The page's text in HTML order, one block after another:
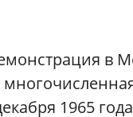
в
1965